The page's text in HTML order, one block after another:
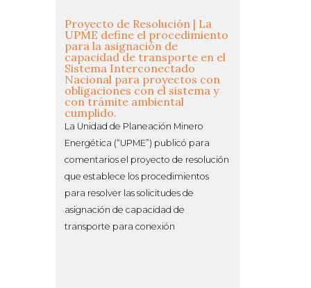
Proyecto de Resolución | La
UPME define el procedimiento
para la asignación de
capacidad de transporte en el
Sistema Interconectado
Nacional para proyectos con
obligaciones con el sistema y
con trámite ambiental
cumplido.
La Unidad de Planeación Minero
Energética (“UPME”) publicó para
comentarios el proyecto de resolución
que establece los procedimientos
para resolver las solicitudes de
asignación de capacidad de
transporte para conexión